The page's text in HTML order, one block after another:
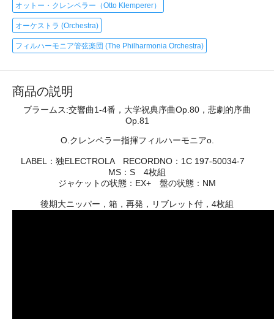
オットー・クレンペラー（Otto Klemperer）
オーケストラ (Orchestra)
フィルハーモニア管弦楽団 (The Philharmonia Orchestra)
商品の説明
ブラームス:交響曲1-4番，大学祝典序曲Op.80，悲劇的序曲
Op.81
O.クレンペラー指揮フィルハーモニアo.
LABEL：独ELECTROLA RECORDNO：1C 197-50034-7
MS：S 4枚組
ジャケットの状態：EX+ 盤の状態：NM
後期大ニッパー，箱，再発，リブレット付，4枚組